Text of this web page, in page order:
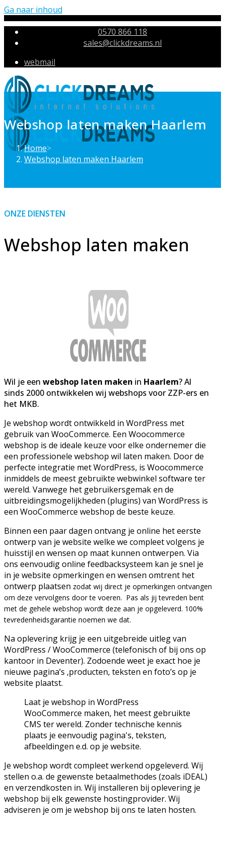
Ga naar inhoud
0570 866 118
sales@clickdreams.nl
webmail
Webshop laten maken Haarlem
Home>
Webshop laten maken Haarlem
ONZE DIENSTEN
Webshop laten maken
Wil je een webshop laten maken in Haarlem? Al
sinds 2000 ontwikkelen wij webshops voor ZZP-ers en
het MKB.
Je webshop wordt ontwikkeld in WordPress met
gebruik van WooCommerce. Een Woocommerce
webshop is de ideale keuze voor elke ondernemer die
een professionele webshop wil laten maken. Door de
perfecte integratie met WordPress, is Woocommerce
inmiddels de meest gebruikte webwinkel software ter
wereld. Vanwege het gebruikersgemak en de
uitbreidingsmogelijkheden (plugins) van WordPress is
een WooCommerce webshop de beste keuze.
Binnen een paar dagen ontvang je online het eerste
ontwerp van je website welke we compleet volgens je
huisstijl en wensen op maat kunnen ontwerpen. Via
ons eenvoudig online feedbacksysteem kan je snel je
in je website opmerkingen en wensen omtrent het
ontwerp plaatsen zodat wij direct je opmerkingen ontvangen
om deze vervolgens door te voeren. Pas als jij tevreden bent
met de gehele webshop wordt deze aan je opgeleverd. 100%
tevredenheidsgarantie noemen we dat.
Na oplevering krijg je een uitgebreide uitleg van
WordPress / WooCommerce (telefonisch of bij ons op
kantoor in Deventer). Zodoende weet je exact hoe je
nieuwe pagina’s ,producten, teksten en foto’s op je
website plaatst.
Laat je webshop in WordPress
WooCommerce maken, het meest gebruikte
CMS ter wereld. Zonder technische kennis
plaats je eenvoudig pagina's, teksten,
afbeeldingen e.d. op je website.
Je webshop wordt compleet werkend opgeleverd. Wij
stellen o.a. de gewenste betaalmethodes (zoals iDEAL)
en verzendkosten in. Wij installeren bij oplevering je
webshop bij elk gewenste hostingprovider. Wij
adviseren je om je webshop bij ons te laten hosten.